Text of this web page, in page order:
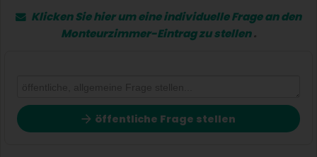
Klicken Sie hier um eineindividuelle Fragean den
Monteurzimmer-Eintrag zu stellen.
öffentliche Frage stellen